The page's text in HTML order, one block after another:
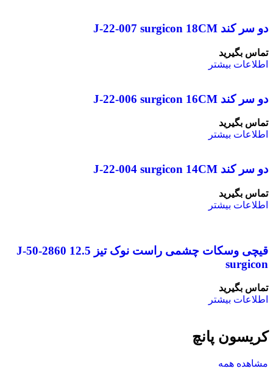
دو سر کند J-22-007 surgicon 18CM
تماس بگیرید
اطلاعات بیشتر
دو سر کند J-22-006 surgicon 16CM
تماس بگیرید
اطلاعات بیشتر
دو سر کند J-22-004 surgicon 14CM
تماس بگیرید
اطلاعات بیشتر
قیچی وسکات چشمی راست نوک تیز 12.5 J-50-2860
surgicon
تماس بگیرید
اطلاعات بیشتر
کریسون پانچ
مشاهده همه